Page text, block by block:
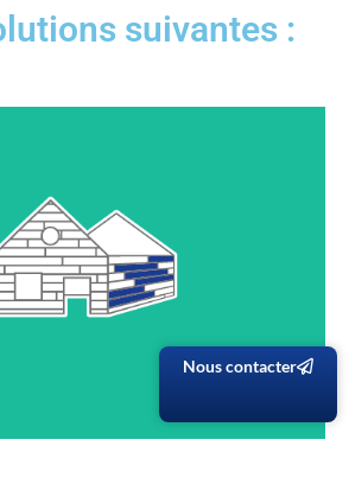
Nous contacter
suivantes :
de dessiner toutes les formes de
matériaux que vous souhaitez. Les
bois, bois-métal, boulonnés… sont
avez un outil complet : dessin 3D,
liste de quincaillerie, tous les plans
/ PAC et plans clients (vues en plan,
détails d’assemblage…).